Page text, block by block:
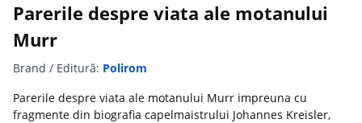
Parerile despre viata ale motanului
Murr
Brand / Editură: Polirom
Parerile despre viata ale motanului Murr impreuna cu
fragmente din biografia capelmaistrului Johannes Kreisler,